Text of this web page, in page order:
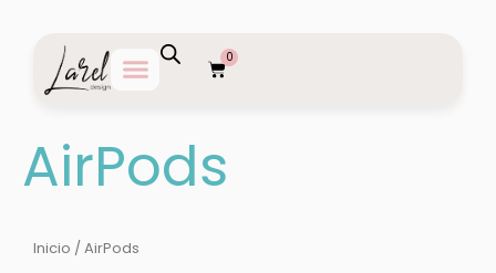
contenido
0
Carrito
AirPods
Inicio / AirPods